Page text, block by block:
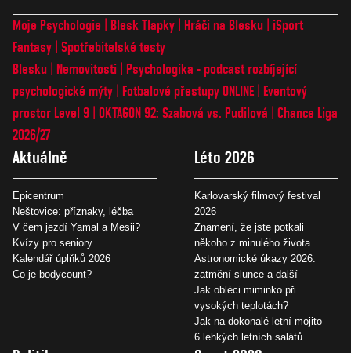
Moje Psychologie Blesk Tlapky Hráči na Blesku
iSport
Fantasy Spotřebitelské testy
Blesku
Nemovitosti
Psychologika - podcast rozbíjející
psychologické mýty
Fotbalové přestupy ONLINE
Eventový
prostor Level 9 OKTAGON 92: Szabová vs. Pudilová
Chance Liga
2026/27
Aktuálně
Epicentrum
Neštovice: příznaky, léčba
V čem jezdí Yamal a Mesii?
Kvízy pro seniory
Kalendář úplňků 2026
Co je bodycount?
Léto 2026
Karlovarský filmový festival
2026
Znamení, že jste potkali
někoho z minulého života
Astronomické úkazy 2026:
zatmění slunce a další
Jak obléci miminko při
vysokých teplotách?
Jak na dokonalé letní mojito
6 lehkých letních salátů